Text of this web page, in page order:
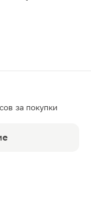
за покупки